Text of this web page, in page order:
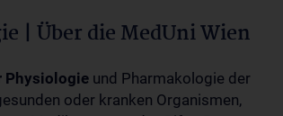
| Über die MedUni Wien
Physiologie und Pharmakologie der
oder kranken Organismen,